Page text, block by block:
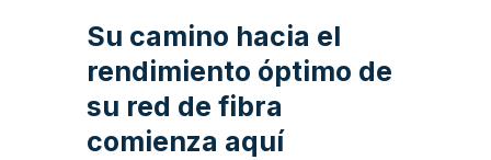
Su camino hacia el
rendimiento óptimo de
su red de fibra
comienza aquí